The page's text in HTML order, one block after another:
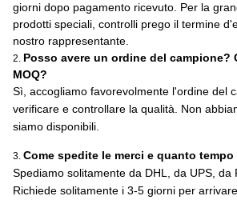
giorni dopo pagamento ricevuto. Per la
prodotti speciali, controlli prego il termine
nostro rappresentante.
2. Posso avere un ordine del campione?
MOQ?
Sì, accogliamo favorevolmente l'ordine del
verificare e controllare la qualità. Non
siamo disponibili.
3. Come spedite le merci e quanto
Spediamo solitamente da DHL, da UPS, da
Richiede solitamente i 3-5 giorni per